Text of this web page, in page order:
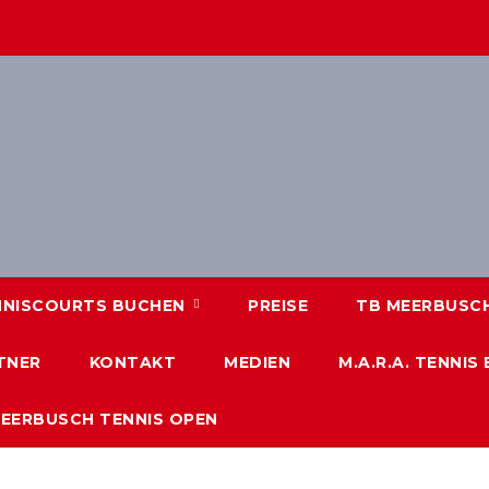
BUCHEN PREISE TB
KONTAKT MEDIEN M.A.R.A. TENNIS
TENNIS OPEN